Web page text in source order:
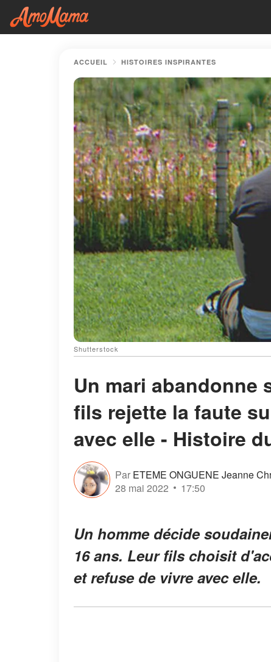
ACCUEIL HISTOIRES INSPIRANTES
Shutterstock
Un mari abandonne
fils rejette la faute
avec elle - Histoire
Par ETEME ONGUENE Jeanne
28 mai 2022
17:50
Un homme décide
16 ans. Leur fils choisit
et refuse de vivre avec elle.